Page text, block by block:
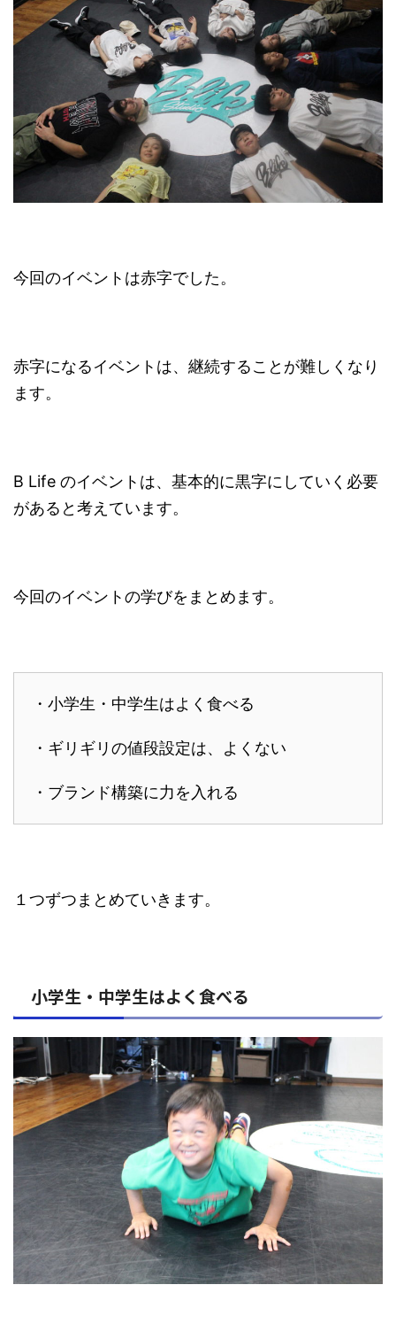
今回のイベントは赤字でした。
赤字になるイベントは、継続することが難しくなり
ます。
B Life のイベントは、基本的に黒字にしていく必要
があると考えています。
今回のイベントの学びをまとめます。
・小学生・中学生はよく食べる
・ギリギリの値段設定は、よくない
・ブランド構築に力を入れる
１つずつまとめていきます。
小学生・中学生はよく食べる